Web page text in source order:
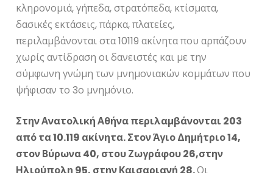
κληρονομιά, γήπεδα, στρατόπεδα, κτίσματα,
δασικές εκτάσεις, πάρκα, πλατείες,
περιλαμβάνονται στα 10119 ακίνητα που αρπάζουν
χωρίς αντίδραση οι δανειστές και με την
σύμφωνη γνώμη των μνημονιακών κομμάτων που
ψήφισαν το 3ο μνημόνιο.
Στην Ανατολική Αθήνα περιλαμβάνονται 203
από τα 10.119 ακίνητα. Στον Άγιο Δημήτριο 14,
στον Βύρωνα 40, στου Ζωγράφου 26,στην